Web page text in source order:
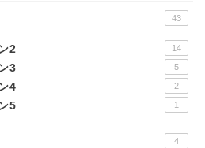
43
2 14
3 5
4 2
5 1
4